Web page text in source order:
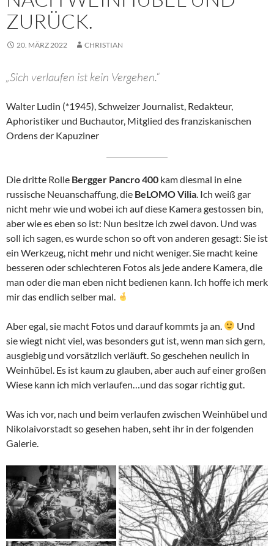
ZURÜCK.
20. MÄRZ 2022 CHRISTIAN
„Sich verlaufen ist kein Vergehen.“
Walter Ludin (*1945), Schweizer Journalist, Redakteur,
Aphoristiker und Buchautor, Mitglied des franziskanischen
Ordens der Kapuziner
Die dritte Rolle Bergger Pancro 400 kam diesmal in eine
russische Neuanschaffung, die BeLOMO Vilia. Ich weiß gar
nicht mehr wie und wobei ich auf diese Kamera gestossen bin,
aber wie es eben so ist: Nun besitze ich zwei davon. Und was
soll ich sagen, es wurde schon so oft von anderen gesagt: Sie ist
ein Werkzeug, nicht mehr und nicht weniger. Sie macht keine
besseren oder schlechteren Fotos als jede andere Kamera, die
man oder die man eben nicht bedienen kann. Ich hoffe ich merk
mir das endlich selber mal.
Aber egal, sie macht Fotos und darauf kommts ja an.
Und
sie wiegt nicht viel, was besonders gut ist, wenn man sich gern,
ausgiebig und vorsätzlich verläuft. So geschehen neulich in
Weinhübel. Es ist kaum zu glauben, aber auch auf einer großen
Wiese kann ich mich verlaufen…und das sogar richtig gut.
Was ich vor, nach und beim verlaufen zwischen Weinhübel und
Nikolaivorstadt so gesehen haben, seht ihr in der folgenden
Galerie.